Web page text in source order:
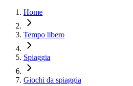
Home
Tempo libero
Spiaggia
Giochi da spiaggia